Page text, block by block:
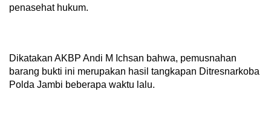
penasehat hukum.
Dikatakan AKBP Andi M Ichsan bahwa, pemusnahan
barang bukti ini merupakan hasil tangkapan Ditresnarkoba
Polda Jambi beberapa waktu lalu.